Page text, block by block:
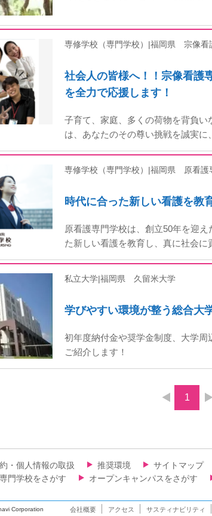
専修学校（専門学校）|福岡県 宗像看
社会人の皆様へ！！宗像看護
を全力で応援します！
子育て、家庭、多くの荷物を背負
は、あなたのその尊い挑戦を誠実に
専修学校（専門学校）|福岡県 原看護
時代に合った新しい看護を教
原看護専門学校は、創立50年を迎
た新しい看護を教育し、真に社会に
私立大学|福岡県 久留米大学
学びやすい環境が整う総合⼤
初年度納付⾦や奨学⾦制度、大学
ご紹介します！
1
・個人情報の取扱 推奨環境 サイトマップ
専門学校をさがす オープンキャンパスをさがす
Corporation 会社概要 アクセス サスティナビリティ